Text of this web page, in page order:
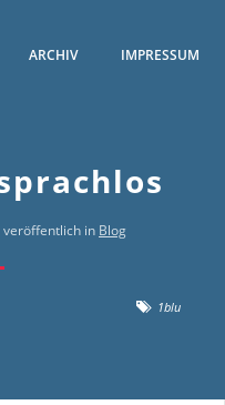
ARCHIV IMPRESSUM
veröffentlich in Blog
1blu